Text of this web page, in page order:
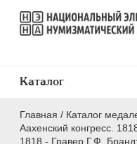
Главная / Каталог
Аахенский конгресс.
1818 - Гравер Г.Ф.
Каталог